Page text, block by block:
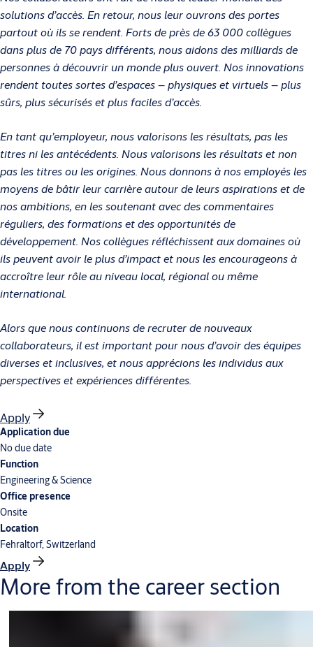
solutions d’accès. En retour, nous leur ouvrons des portes
partout où ils se rendent. Forts de près de 63 000 collègues
dans plus de 70 pays différents, nous aidons des milliards de
personnes à découvrir un monde plus ouvert. Nos innovations
rendent toutes sortes d’espaces – physiques et virtuels – plus
sûrs, plus sécurisés et plus faciles d’accès.
En tant qu’employeur, nous valorisons les résultats, pas les
titres ni les antécédents. Nous valorisons les résultats et non
pas les titres ou les origines. Nous donnons à nos employés les
moyens de bâtir leur carrière autour de leurs aspirations et de
nos ambitions, en les soutenant avec des commentaires
réguliers, des formations et des opportunités de
développement. Nos collègues réfléchissent aux domaines où
ils peuvent avoir le plus d’impact et nous les encourageons à
accroître leur rôle au niveau local, régional ou même
international.
Alors que nous continuons de recruter de nouveaux
collaborateurs, il est important pour nous d’avoir des équipes
diverses et inclusives, et nous apprécions les individus aux
perspectives et expériences différentes.
Apply
Application due
No due date
Function
Engineering & Science
Office presence
Onsite
Location
Fehraltorf, Switzerland
Apply
More from the career section